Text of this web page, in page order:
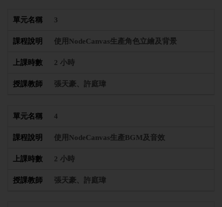
3
使用NodeCanvas生產角色立繪及背景
2 小時
張天豪、許庭瑋
4
使用NodeCanvas生產BGM及音效
2 小時
張天豪、許庭瑋